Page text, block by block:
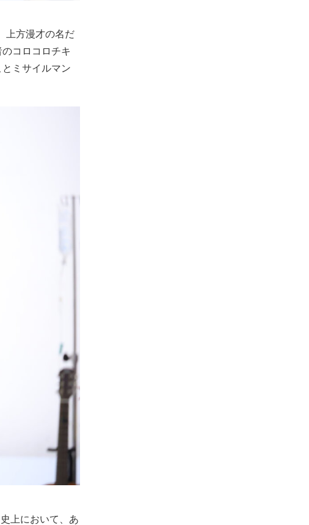
上方漫才の名だ
コロコロチキ
ミサイルマン
上において、あ